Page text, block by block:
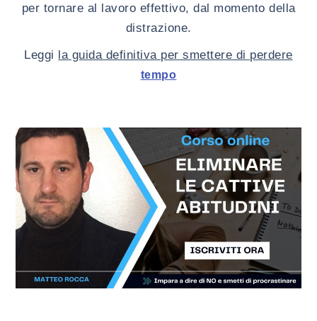
per tornare al lavoro effettivo, dal momento della
distrazione.
Leggi la guida definitiva per smettere di perdere
tempo